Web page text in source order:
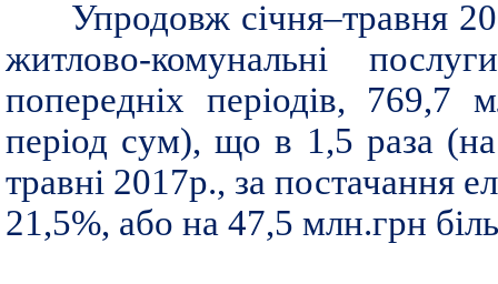
Упродовж січня–травня
житлово-комунальні
попередніх періодів, 769,7
період сум), що в 1,5 раза
травні 2017р., за постачання
21,5%, або на 47,5 млн.грн